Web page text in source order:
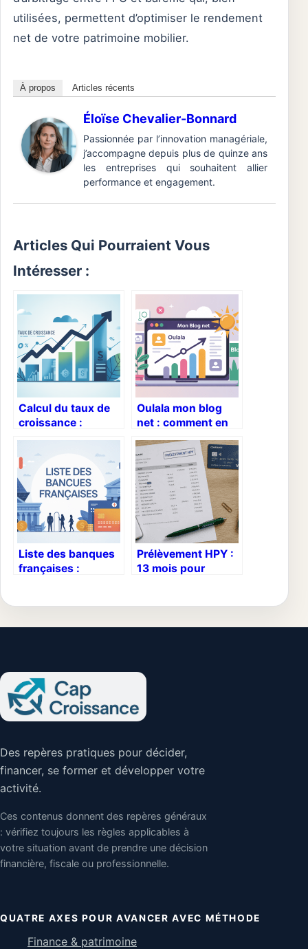
utilisées, permettent d’optimiser le rendement
net de votre patrimoine mobilier.
À propos Articles récents
Éloïse Chevalier-Bonnard
Passionnée par l’innovation managériale,
j’accompagne depuis plus de quinze ans
les entreprises qui souhaitent allier
performance et engagement.
Articles Qui Pourraient Vous
Intéresser :
Calcul du taux de
croissance :
exemples concrets
Oulala mon blog
net : comment en
de visibilité
Liste des banques
françaises :
Prélèvement HPY :
13 mois pour
Des repères pratiques pour décider,
financer, se former et développer votre
activité.
Ces contenus donnent des repères généraux
: vérifiez toujours les règles applicables à
votre situation avant de prendre une décision
financière, fiscale ou professionnelle.
QUATRE AXES POUR AVANCER AVEC MÉTHODE
Finance & patrimoine